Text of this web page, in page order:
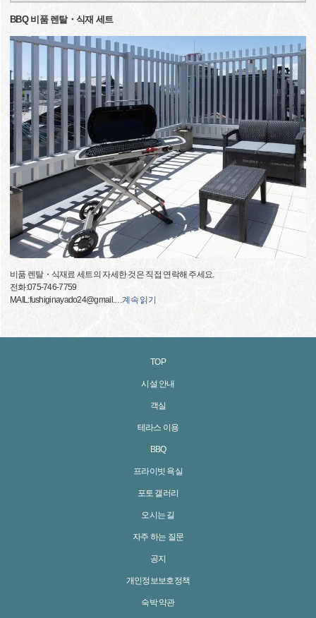
BBQ 비품 렌탈・식재 세트
비품 렌탈・식재료 세트의 자세한 것은 직접 연락해 주세요.
전화:075-746-7759
MAIL:fushiginayado24@gmail.…계속 읽기
TOP
시설 안내
객실
테라스 이용
BBQ
프라이빗 욕실
포토 갤러리
오시는 길
자주 하는 질문
공지
개인정보보호정책
숙박 약관